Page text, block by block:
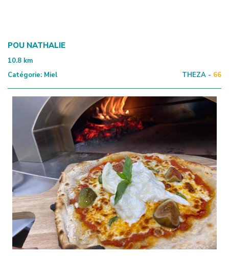
POU NATHALIE
10.8 km
Catégorie: Miel THEZA - 66